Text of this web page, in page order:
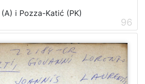
i Pozza-Katić (PK)
96